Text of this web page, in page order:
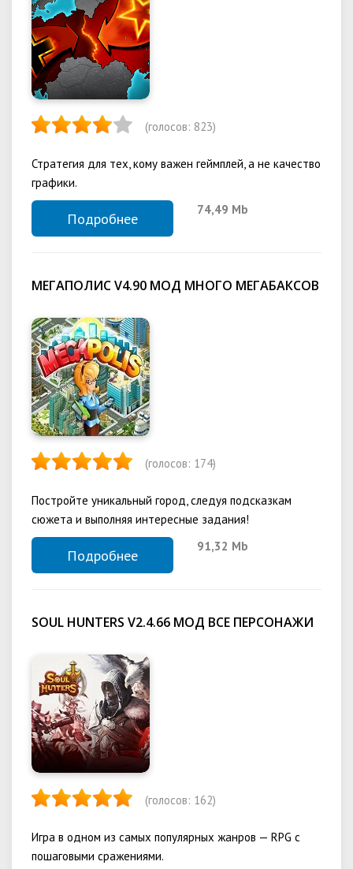
(голосов: 823)
Стратегия для тех, кому важен геймплей, а не качество
графики.
Подробнее
74,49 Mb
МЕГАПОЛИС V4.90 МОД МНОГО МЕГАБАКСОВ
(голосов: 174)
Постройте уникальный город, следуя подсказкам
сюжета и выполняя интересные задания!
Подробнее
91,32 Mb
SOUL HUNTERS V2.4.66 МОД ВСЕ ПЕРСОНАЖИ
(голосов: 162)
Игра в одном из самых популярных жанров — RPG с
пошаговыми сражениями.